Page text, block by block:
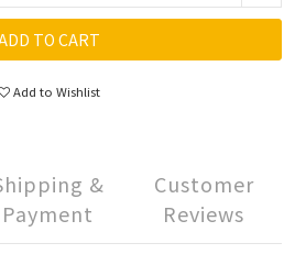
TO CART
Add to Wishlist
&
Payment
Customer
Reviews